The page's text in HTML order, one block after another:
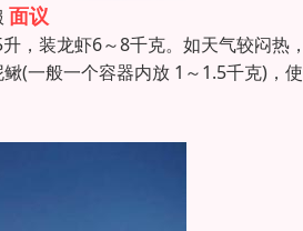
面议
，装龙虾6～8千克。如天气较闷
(一般一个容器内放 1～1.5千克)，